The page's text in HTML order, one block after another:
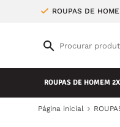
ROUPAS DE
ROUPAS DE HOMEM
Página inicial